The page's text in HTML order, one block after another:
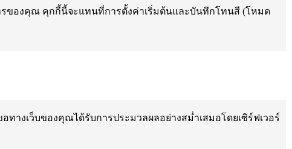
ของคุณ คุกกี้นี้จะแทนที่การตั้งค่าเริ่มต้นและบันทึกโทนสี (โหมด
ทางเว็บของคุณได้รับการประมวลผลอย่างสม่ำเสมอโดยเซิร์ฟเวอร์